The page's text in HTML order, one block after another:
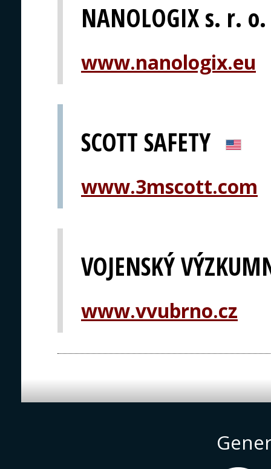
NANOLOGIX s. r. o.
www.nanologix.eu
SCOTT SAFETY
www.3mscott.com
VOJENSKÝ
www.vvubrno.cz